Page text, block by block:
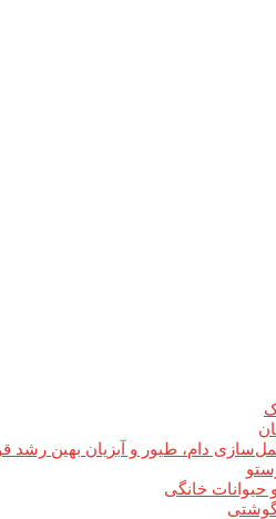
دام، طیور و آبزیان بهین رشد
حیوانات خانگی